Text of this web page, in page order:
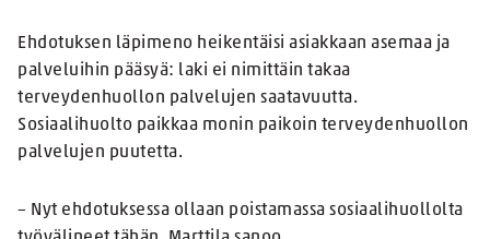
Ehdotuksen läpimeno heikentäisi asiakkaan asemaa ja
palveluihin pääsyä: laki ei nimittäin takaa
terveydenhuollon palvelujen saatavuutta.
Sosiaalihuolto paikkaa monin paikoin terveydenhuollon
palvelujen puutetta.
– Nyt ehdotuksessa ollaan poistamassa sosiaalihuollolta